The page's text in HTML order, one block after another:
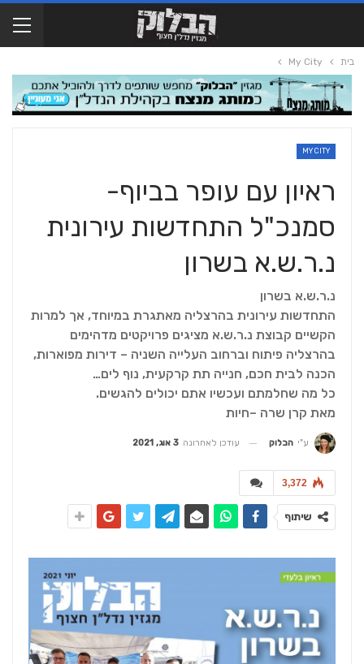
בית My City
MY CITY
ראיון עם עופר בביוף-
סמנכ"ל התחדשות עירונית
נ.ר.ש.א בשרון
נ.ר.ש.א בשרון
התחדשות עירונית בהרצליה מאתגרת במיוחד, אך למרות
הקשיים קבוצת נ.ר.ש.א מציגים פרויקטים מדהימים
בהרצליה פיתוח וברחוב העלייה השניה – דירות מפוארות,
הכנה לבית חכם, חנייה תת קרקעית, נוף לים…
כל מה שחלמתם ועכשיו אתם יכולים להגשים.
מאת קרן שרה –חיות
ע"י הבלוק עודכן לאחרונה 3 אוג, 2021
3,372
שיתוף